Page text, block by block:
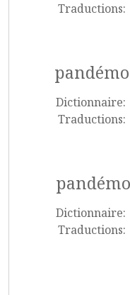
Traductions:
Dictionnaire:
Traductions:
Dictionnaire:
Traductions: